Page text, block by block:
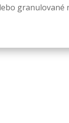
granulované